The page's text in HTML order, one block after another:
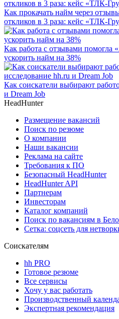
Как прокачать найм через
откликов в 3 раза: кейс «ТЛК-
Как работа с отзывами помогла
ускорить найм на 38%
Как соискатели выбирают
и Dream Job
HeadHunter
Размещение вакансий
Поиск по резюме
О компании
Наши вакансии
Реклама на сайте
Требования к ПО
Безопасный HeadHunter
HeadHunter API
Партнерам
Инвесторам
Каталог компаний
Поиск по вакансиям в
Сетка: соцсеть для
Соискателям
hh PRO
Готовое резюме
Все сервисы
Хочу у вас работать
Производственный
Экспертная рекомендация